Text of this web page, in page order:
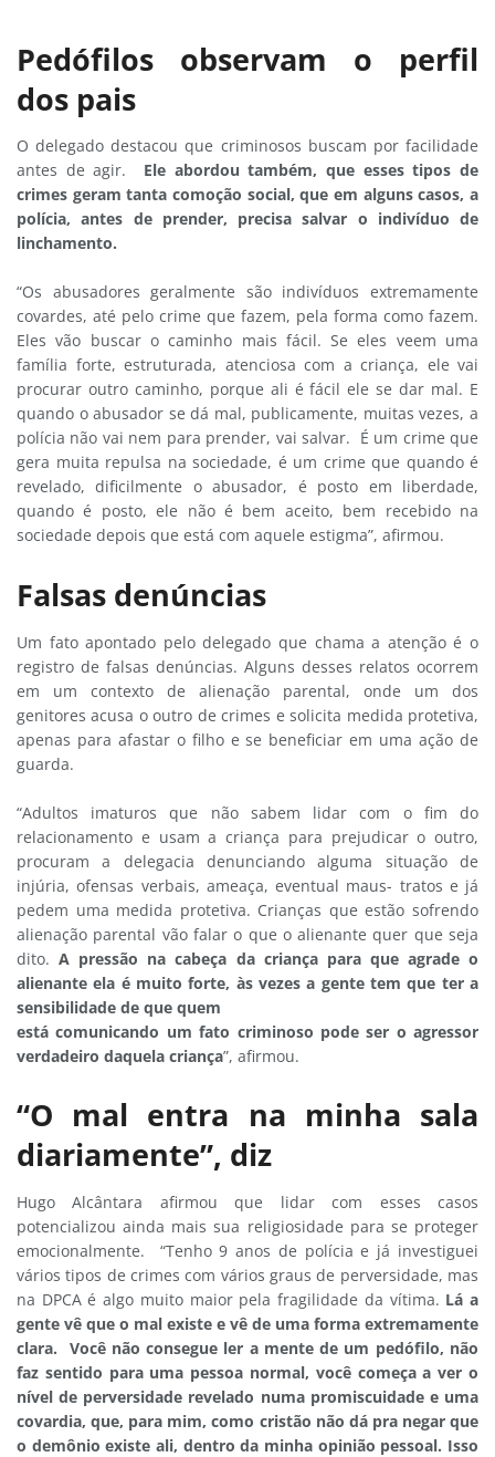
Pedófilos observam o perfil
dos pais
O delegado destacou que criminosos buscam por facilidade
antes de agir. Ele abordou também, que esses tipos de
crimes geram tanta comoção social, que em alguns casos, a
polícia, antes de prender, precisa salvar o indivíduo de
linchamento.
“Os abusadores geralmente são indivíduos extremamente
covardes, até pelo crime que fazem, pela forma como fazem.
Eles vão buscar o caminho mais fácil. Se eles veem uma
família forte, estruturada, atenciosa com a criança, ele vai
procurar outro caminho, porque ali é fácil ele se dar mal. E
quando o abusador se dá mal, publicamente, muitas vezes, a
polícia não vai nem para prender, vai salvar. É um crime que
gera muita repulsa na sociedade, é um crime que quando é
revelado, dificilmente o abusador, é posto em liberdade,
quando é posto, ele não é bem aceito, bem recebido na
sociedade depois que está com aquele estigma”, afirmou.
Falsas denúncias
Um fato apontado pelo delegado que chama a atenção é o
registro de falsas denúncias. Alguns desses relatos ocorrem
em um contexto de alienação parental, onde um dos
genitores acusa o outro de crimes e solicita medida protetiva,
apenas para afastar o filho e se beneficiar em uma ação de
guarda.
“Adultos imaturos que não sabem lidar com o fim do
relacionamento e usam a criança para prejudicar o outro,
procuram a delegacia denunciando alguma situação de
injúria, ofensas verbais, ameaça, eventual maus- tratos e já
pedem uma medida protetiva. Crianças que estão sofrendo
alienação parental vão falar o que o alienante quer que seja
dito.A pressão na cabeça da criança para que agrade o
alienante ela é muito forte, às vezes a gente tem que ter a
sensibilidade de que quem
está comunicando um fato criminoso pode ser o agressor
verdadeiro daquela criança”, afirmou.
“O mal entra na minha sala
diariamente”, diz
Hugo Alcântara afirmou que lidar com esses casos
potencializou ainda mais sua religiosidade para se proteger
emocionalmente. “Tenho 9 anos de polícia e já investiguei
vários tipos de crimes com vários graus de perversidade, mas
na DPCA é algo muito maior pela fragilidade da vítima. Lá a
gente vê que o mal existe e vê de uma forma extremamente
clara. Você não consegue ler a mente de um pedófilo, não
faz sentido para uma pessoa normal, você começa a ver o
nível de perversidade revelado numa promiscuidade e uma
covardia, que, para mim, como cristão não dá pra negar que
o demônio existe ali, dentro da minha opinião pessoal. Isso